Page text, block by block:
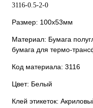
3116-0.5-2-0
Размер: 100х53мм
Материал: Бумага
бумага для термо-
Код материала: 3116
Цвет: Белый
Клей этикеток: